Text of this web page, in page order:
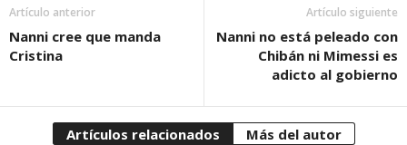
Artículo anterior
Nanni cree que manda
Cristina
Artículo siguiente
Nanni no está peleado con
Chibán ni Mimessi es
adicto al gobierno
Artículos relacionados Más del autor